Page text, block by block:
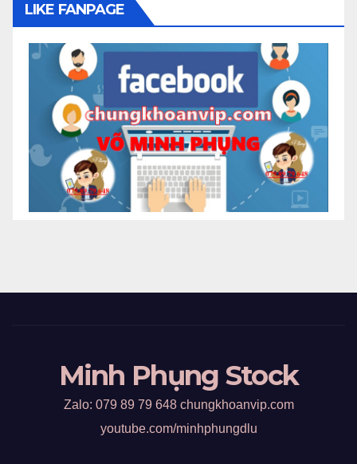
LIKE FANPAGE
Minh Phụng Stock
Zalo: 079 89 79 648 chungkhoanvip.com
youtube.com/minhphungdlu